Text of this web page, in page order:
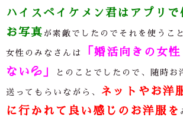
ハイスペイケメン君はアプリで
お写真 が素敵でしたのでそれを使うこ
女性のみなさんは
「婚活向きの女
ない 💦 」 とのことでしたので、随時お
送ってもらいながら、
ネットやお洋
に行かれて良い感じのお洋服を